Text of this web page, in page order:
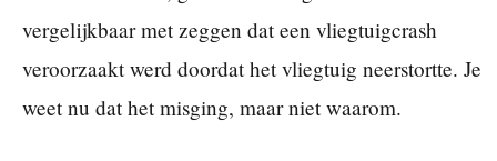
vergelijkbaar met zeggen dat een vliegtuigcrash
veroorzaakt werd doordat het vliegtuig neerstortte. Je
weet nu dat het misging, maar niet waarom.